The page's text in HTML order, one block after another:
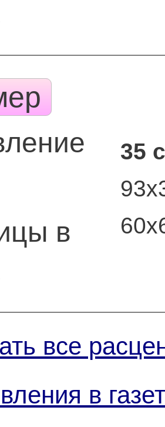
в
35
все
в